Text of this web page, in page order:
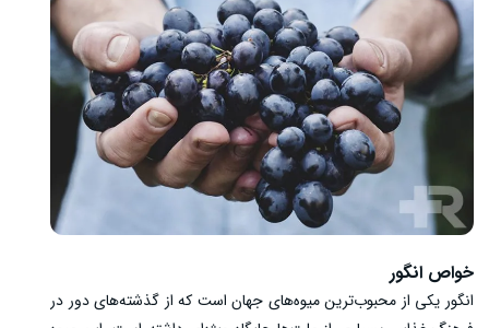
مهم درباره این میوه آشنا می‌شوید.
خواص انگور
انگور یکی از محبوب‌ترین میوه‌های جهان است که از گذشته‌های دور در